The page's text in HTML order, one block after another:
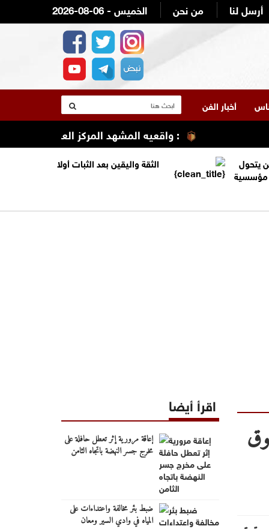
2026-08-06 - الخميس من نحن أرسل لنا
أخبار الفن
: واقعيه المشهد المركز العربي الطبي/
يتحول
مؤسسية
الثقة واليقين بعد الثبات أولا
اقرأ أيضا
إعاقة مرورية إثر تعطل حافلة على
مخرج جسر النهضة باتجاه الثامن
ضبط بئر مخالفة واعتداءات على
المياه في وادي السير ومعان